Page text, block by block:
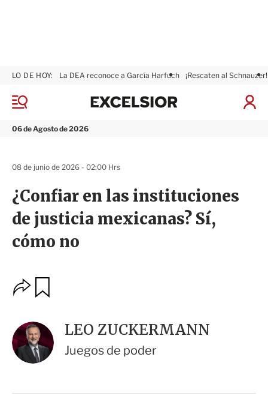
M
n
06 de Agosto de 2026
LO DE HOY: La DEA reconoce a García Harfuch ¡Rescaten al Schnauzer!
I
x
¿Confiar en las instituciones
de justicia mexicanas? Sí,
cómo no
08 de junio de 2026 - 02:00 Hrs
O
p
o
n
e
s
c
a
r
LEO ZUCKERMANN
Juegos de poder